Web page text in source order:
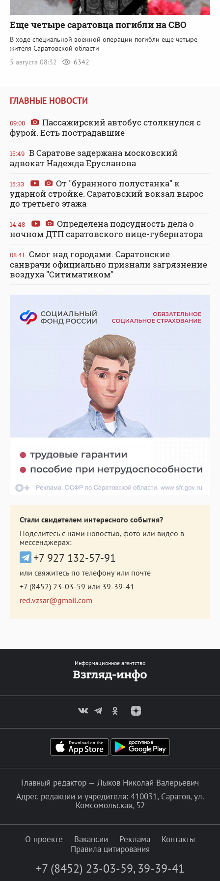
Еще четыре саратовца погибли на СВО
В ходе специальной военной операции погибли еще четыре
жителя Саратовской области
5 августа 08:32
6342
ГЛАВНЫЕ НОВОСТИ
09:00
Пассажирский автобус столкнулся с
фурой. Есть пострадавшие
15:49 В Саратове задержана московский
адвокат Надежда Ерусланова
15:33
От "буранного полустанка" к
ударной стройке. Саратовский вокзал вырос
до третьего этажа
14:48
Определена подсудность дела о
ночном ДТП саратовского вице-губернатора
08:41 Смог над городами. Саратовские
санврачи официально признали загрязнение
воздуха "Ситиматиком"
Стали свидетелем интересного события?
Поделитесь с нами новостью, фото или видео в
мессенджерах:
+7 927 132-57-91
или свяжитесь по телефону или почте
+7 (8452) 23-03-59 или 39-39-41
red.vzsar@gmail.com
Информационное агентство
Главный редактор — Лыков Николай Валерьевич
Адрес редакции и учредителя: 410031, Саратов, ул.
Комсомольская, 52
О проекте Вакансии Реклама
Контакты
Правила цитирования
+7 (8452) 23-03-59, 39-39-41